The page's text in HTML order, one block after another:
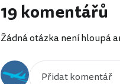
19 komentářů
Žádná otázka není hloupá